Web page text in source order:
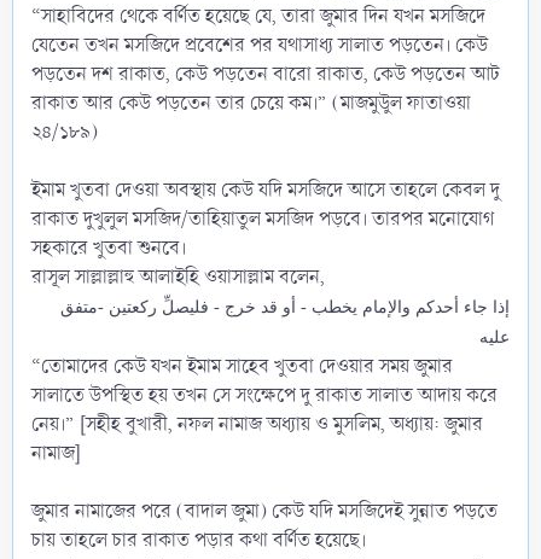
“সাহাবিদের থেকে বর্ণিত হয়েছে যে, তারা জুমার দিন যখন মসজিদে
যেতেন তখন মসজিদে প্রবেশের পর যথাসাধ্য সালাত পড়তেন। কেউ
পড়তেন দশ রাকাত, কেউ পড়তেন বারো রাকাত, কেউ পড়তেন আট
রাকাত আর কেউ পড়তেন তার চেয়ে কম।” (মাজমুউুল ফাতাওয়া
২৪/১৮৯)
ইমাম খুতবা দেওয়া অবস্থায় কেউ যদি মসজিদে আসে তাহলে কেবল দু
রাকাত দুখুলুল মসজিদ/তাহিয়াতুল মসজিদ পড়বে। তারপর মনোযোগ
সহকারে খুতবা শুনবে।
রাসূল সাল্লাল্লাহু আলাইহি ওয়াসাল্লাম বলেন,
إذا جاء أحدكم والإمام يخطب - أو قد خرج - فليصلِّ ركعتين -متفق
عليه
“তোমাদের কেউ যখন ইমাম সাহেব খুতবা দেওয়ার সময় জুমার
সালাতে উপস্থিত হয় তখন সে সংক্ষেপে দু রাকাত সালাত আদায় করে
নেয়।” [সহীহ বুখারী, নফল নামাজ অধ্যায় ও মুসলিম, অধ্যায়: জুমার
নামাজ]
জুমার নামাজের পরে (বাদাল জুমা) কেউ যদি মসজিদেই সুন্নাত পড়তে
চায় তাহলে চার রাকাত পড়ার কথা বর্ণিত হয়েছে।